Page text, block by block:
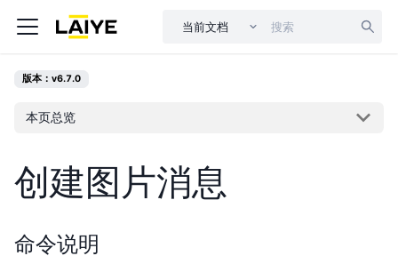
当前文档
版本：v6.7.0
本页总览
创建图片消息
命令说明